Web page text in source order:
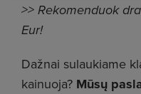
>> Rekomenduok
Eur!
Dažnai sulaukiame
kainuoja? Mūsų